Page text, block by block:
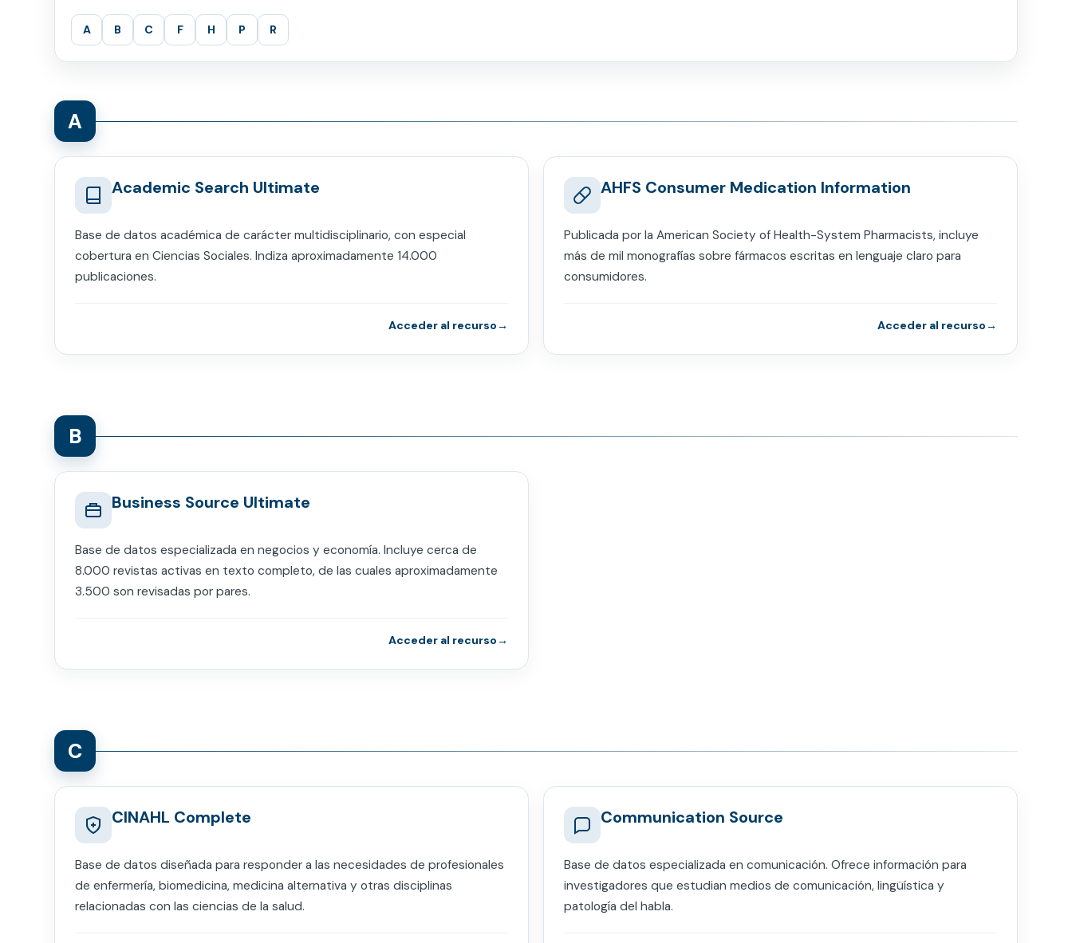
A B C F H P R
A
Academic Search Ultimate
Base de datos académica de carácter multidisciplinario, con especial
cobertura en Ciencias Sociales. Indiza aproximadamente 14.000
publicaciones.
Acceder al recurso
AHFS Consumer Medication Information
Publicada por la American Society of Health-System Pharmacists, incluye
más de mil monografías sobre fármacos escritas en lenguaje claro para
consumidores.
Acceder al recurso
B
Business Source Ultimate
Base de datos especializada en negocios y economía. Incluye cerca de
8.000 revistas activas en texto completo, de las cuales aproximadamente
3.500 son revisadas por pares.
Acceder al recurso
C
CINAHL Complete
Base de datos diseñada para responder a las necesidades de profesionales
de enfermería, biomedicina, medicina alternativa y otras disciplinas
relacionadas con las ciencias de la salud.
Communication Source
Base de datos especializada en comunicación. Ofrece información para
investigadores que estudian medios de comunicación, lingüística y
patología del habla.